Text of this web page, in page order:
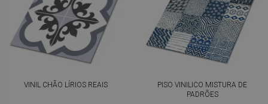
VINIL CHÃO LÍRIOS REAIS
PISO VINILICO MISTURA DE
PADRÕES